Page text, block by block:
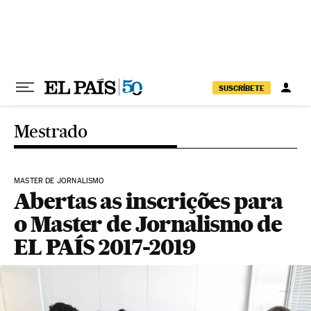
SUSCRÍBETE
Mestrado
MASTER DE JORNALISMO
Abertas as inscrições para
o Master de Jornalismo de
EL PAÍS 2017-2019